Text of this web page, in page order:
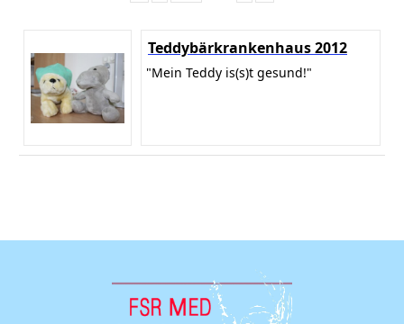
Teddybärkrankenhaus 2012
"Mein Teddy is(s)t gesund!"